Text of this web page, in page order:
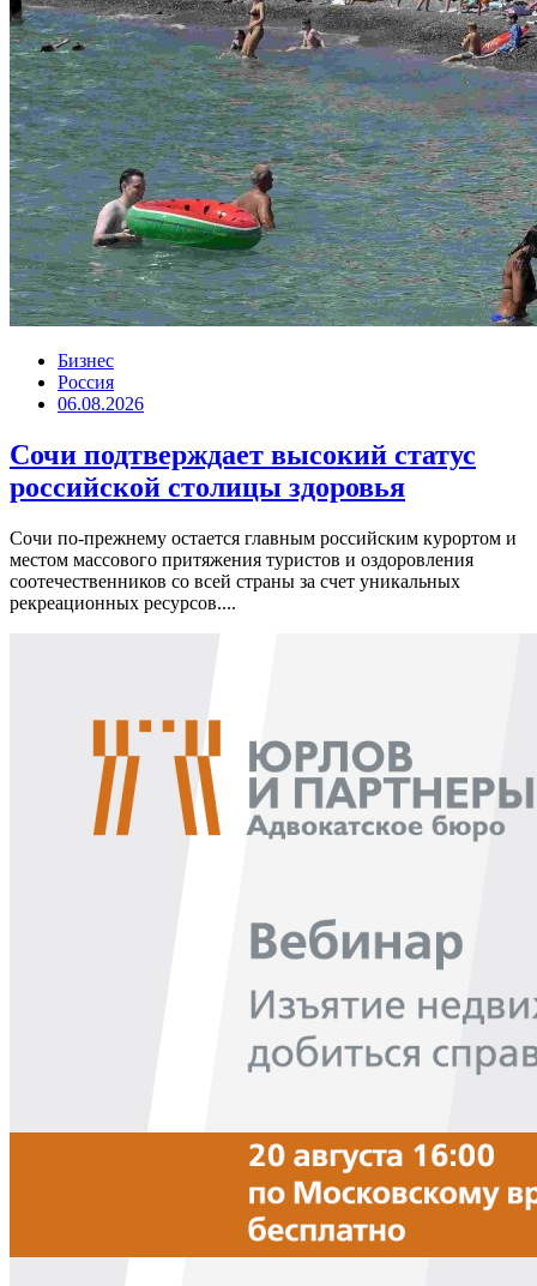
Бизнес
Россия
06.08.2026
Сочи подтверждает высокий статус
российской столицы здоровья
Сочи по-прежнему остается главным российским курортом и
местом массового притяжения туристов и оздоровления
соотечественников со всей страны за счет уникальных
рекреационных ресурсов....